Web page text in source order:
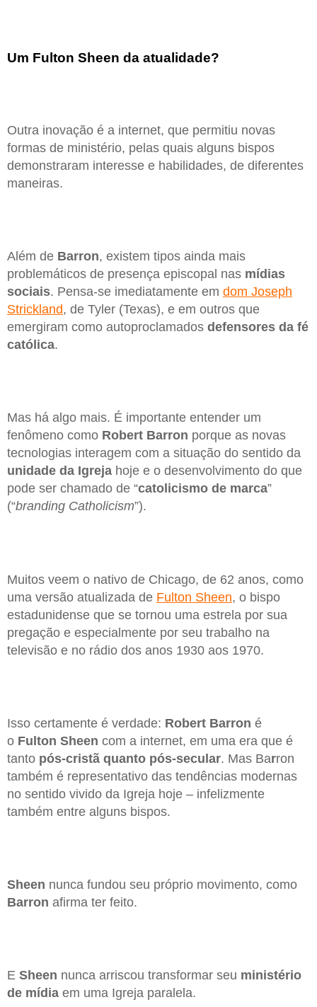
Um Fulton Sheen da atualidade?
Outra inovação é a internet, que permitiu novas
formas de ministério, pelas quais alguns bispos
demonstraram interesse e habilidades, de diferentes
maneiras.
Além de Barron, existem tipos ainda mais
problemáticos de presença episcopal nas mídias
sociais. Pensa-se imediatamente em dom Joseph
Strickland, de Tyler (Texas), e em outros que
emergiram como autoproclamados defensores da fé
católica.
Mas há algo mais. É importante entender um
fenômeno como Robert Barron porque as novas
tecnologias interagem com a situação do sentido da
unidade da Igreja hoje e o desenvolvimento do que
pode ser chamado de “catolicismo de marca”
(“branding Catholicism”).
Muitos veem o nativo de Chicago, de 62 anos, como
uma versão atualizada de Fulton Sheen, o bispo
estadunidense que se tornou uma estrela por sua
pregação e especialmente por seu trabalho na
televisão e no rádio dos anos 1930 aos 1970.
Isso certamente é verdade: Robert Barron é
o Fulton Sheen com a internet, em uma era que é
tanto pós-cristã quanto pós-secular. Mas Barron
também é representativo das tendências modernas
no sentido vivido da Igreja hoje – infelizmente
também entre alguns bispos.
Sheen nunca fundou seu próprio movimento, como
Barron afirma ter feito.
E Sheen nunca arriscou transformar seu ministério
de mídia em uma Igreja paralela.